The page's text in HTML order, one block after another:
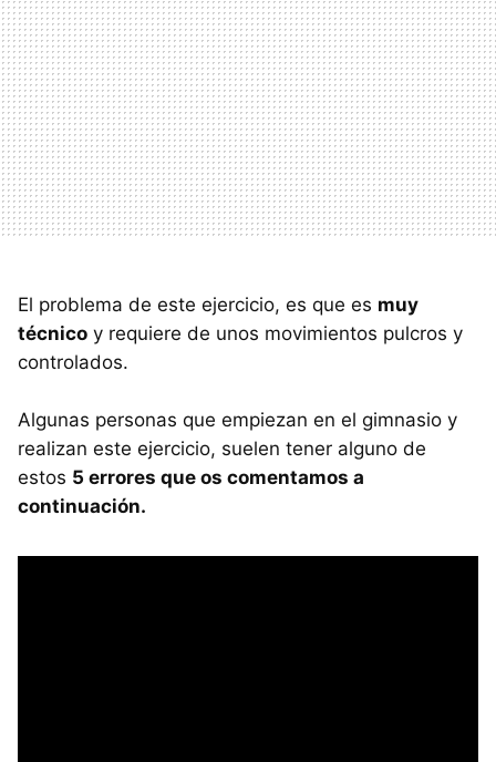
El problema de este ejercicio, es que es muy
técnico y requiere de unos movimientos pulcros y
controlados.
Algunas personas que empiezan en el gimnasio y
realizan este ejercicio, suelen tener alguno de
estos 5 errores que os comentamos a
continuación.